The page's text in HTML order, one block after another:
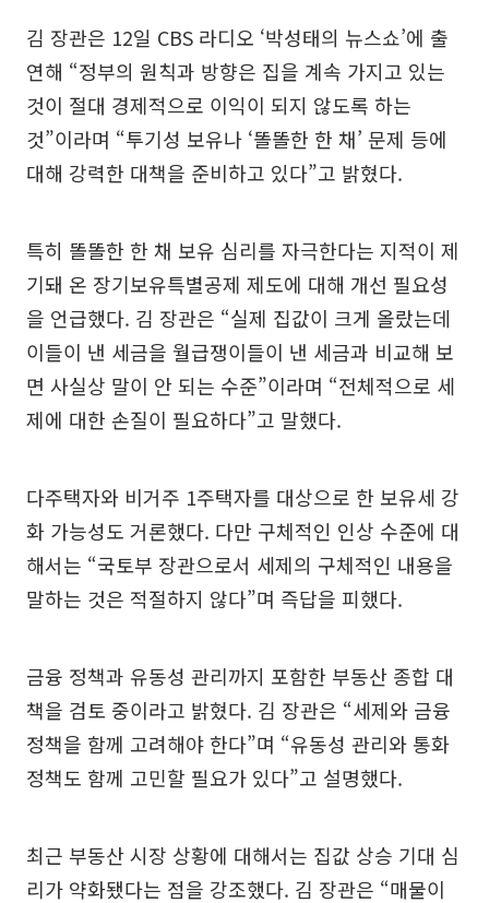
김 장관은 12일 CBS 라디오 ‘박성태의 뉴스쇼’에 출
연해 “정부의 원칙과 방향은 집을 계속 가지고 있는
것이 절대 경제적으로 이익이 되지 않도록 하는
것”이라며 “투기성 보유나 ‘똘똘한 한 채’ 문제 등에
대해 강력한 대책을 준비하고 있다”고 밝혔다.
특히 똘똘한 한 채 보유 심리를 자극한다는 지적이 제
기돼 온 장기보유특별공제 제도에 대해 개선 필요성
을 언급했다. 김 장관은 “실제 집값이 크게 올랐는데
이들이 낸 세금을 월급쟁이들이 낸 세금과 비교해 보
면 사실상 말이 안 되는 수준”이라며 “전체적으로 세
제에 대한 손질이 필요하다”고 말했다.
다주택자와 비거주 1주택자를 대상으로 한 보유세 강
화 가능성도 거론했다. 다만 구체적인 인상 수준에 대
해서는 “국토부 장관으로서 세제의 구체적인 내용을
말하는 것은 적절하지 않다”며 즉답을 피했다.
금융 정책과 유동성 관리까지 포함한 부동산 종합 대
책을 검토 중이라고 밝혔다. 김 장관은 “세제와 금융
정책을 함께 고려해야 한다”며 “유동성 관리와 통화
정책도 함께 고민할 필요가 있다”고 설명했다.
최근 부동산 시장 상황에 대해서는 집값 상승 기대 심
리가 약화됐다는 점을 강조했다. 김 장관은 “매물이